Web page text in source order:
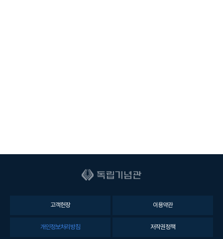
고객헌장 이용약관
개인정보처리방침 저작권정책